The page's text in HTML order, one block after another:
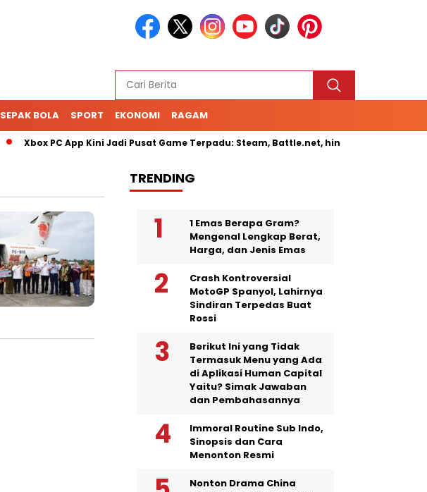
SEPAK BOLA SPORT EKONOMI RAGAM
Xbox PC App Kini Jadi Pusat Game Terpadu: Steam, Battle.net, hingga Cloud Gaming
TRENDING
1 Emas Berapa Gram?
Mengenal Lengkap Berat,
Harga, dan Jenis Emas
Crash Kontroversial
MotoGP Spanyol, Lahirnya
Sindiran Terpedas Buat
Rossi
Berikut Ini yang Tidak
Termasuk Menu yang Ada
di Aplikasi Human Capital
Yaitu? Simak Jawaban
dan Pembahasannya
Immoral Routine Sub Indo,
Sinopsis dan Cara
Menonton Resmi
Nonton Drama China